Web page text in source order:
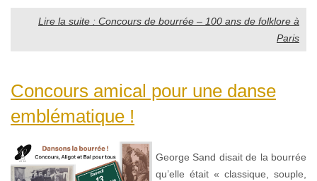
Lire la suite : Concours de bourrée – 100 ans de folklore à
Paris
Concours amical pour une danse
emblématique !
George Sand disait de la bourrée
qu’elle était « classique, souple,